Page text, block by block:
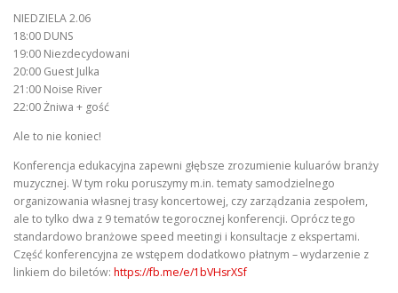
NIEDZIELA 2.06
18:00 DUNS
19:00 Niezdecydowani
20:00 Guest Julka
21:00 Noise River
22:00 Żniwa + gość
Ale to nie koniec!
Konferencja edukacyjna zapewni głębsze zrozumienie kuluarów branży
muzycznej. W tym roku poruszymy m.in. tematy samodzielnego
organizowania własnej trasy koncertowej, czy zarządzania zespołem,
ale to tylko dwa z 9 tematów tegorocznej konferencji. Oprócz tego
standardowo branżowe speed meetingi i konsultacje z ekspertami.
Część konferencyjna ze wstępem dodatkowo płatnym – wydarzenie z
linkiem do biletów: https://fb.me/e/1bVHsrXSf